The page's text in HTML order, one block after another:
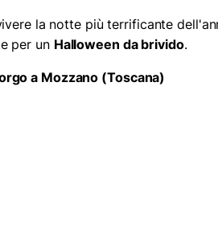
la notte più terrificante
per un Halloween da brivido.
a Mozzano (Toscana)